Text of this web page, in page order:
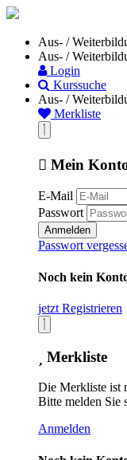
Aus- /
Aus- /
Login
Kurssuche
Aus- /
Merkliste
Mein
E-Mail
Passwort
Anmelden
Passwort
Noch kein
jetzt Registrieren
Merkliste
Die Merkliste ist
Bitte melden Sie
Anmelden